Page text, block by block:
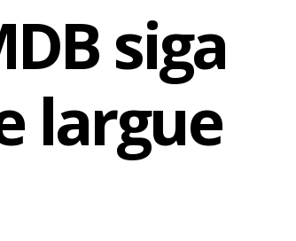
siga
largue